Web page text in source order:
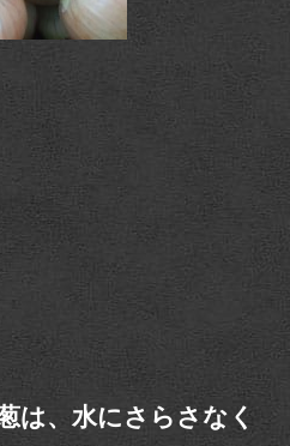
は、水にさらさなく